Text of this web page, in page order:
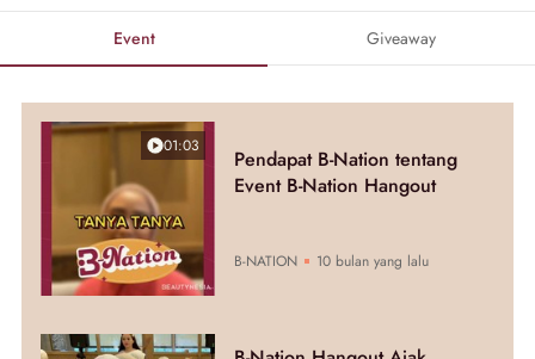
Event Giveaway
01:03
Pendapat B-Nation tentang
Event B-Nation Hangout
B-NATION 10 bulan yang lalu